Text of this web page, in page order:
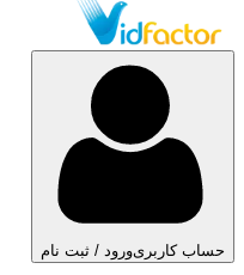
حساب کاربریورود / ثبت نام